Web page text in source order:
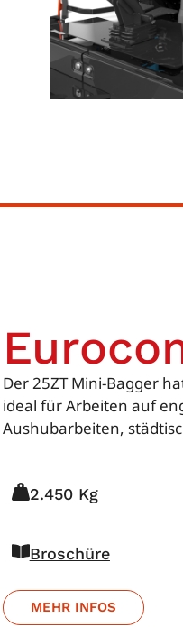
Der 25ZT Mini-Bagger
ideal für Arbeiten auf
Aushubarbeiten,
2.450 Kg
Broschüre
MEHR INFOS